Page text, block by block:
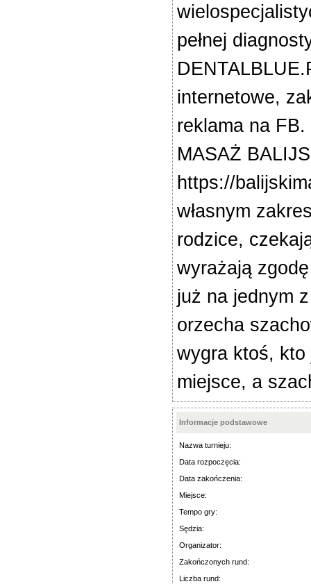
pełnej
internetowe,
reklama na
MASAŻ
https://
własnym
rodzice,
wyrażają
już na jednym
orzecha
wygra ktoś, kto
miejsce, a
Informacje podstawowe
Nazwa turnieju:
Data rozpoczęcia:
Data zakończenia:
Miejsce:
Tempo gry:
Sędzia:
Organizator:
Zakończonych rund:
Liczba rund: